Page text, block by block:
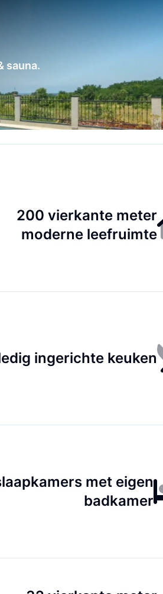
sauna.
200 vierkante meter
moderne leefruimte
ingerichte keuken
met eigen
badkamer